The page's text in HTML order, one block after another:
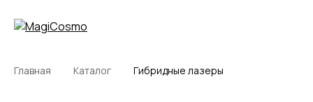
Главная Каталог Гибридные лазеры